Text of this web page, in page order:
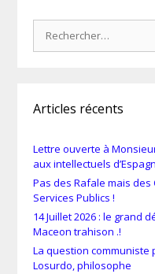
Articles récents
Lettre ouverte à
aux intellectuels
Pas des Rafale mais des
Services Publics !
14 Juillet 2026 : le grand
Maceon trahison .!
La question communiste
Losurdo, philosophe